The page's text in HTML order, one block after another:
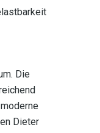
Die
Dieter